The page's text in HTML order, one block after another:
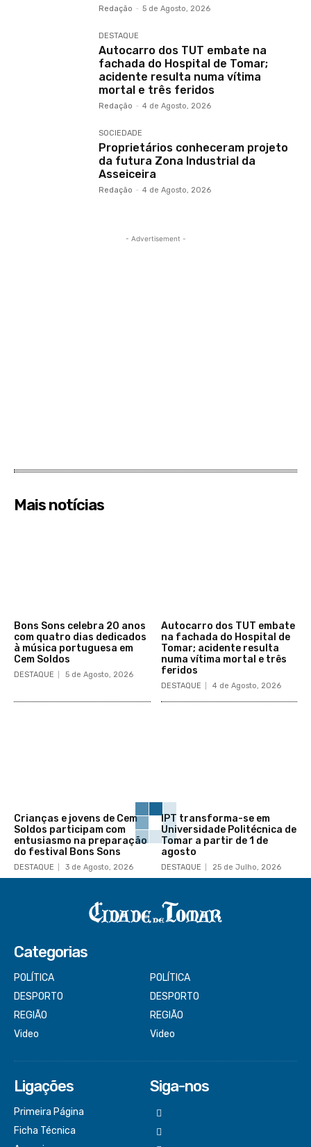
Redação - 5 de Agosto, 2026
DESTAQUE
Autocarro dos TUT embate na
fachada do Hospital de Tomar;
acidente resulta numa vítima
mortal e três feridos
Redação - 4 de Agosto, 2026
SOCIEDADE
Proprietários conheceram projeto
da futura Zona Industrial da
Asseiceira
Redação - 4 de Agosto, 2026
- Advertisement -
Mais notícias
Bons Sons celebra 20 anos
com quatro dias dedicados
à música portuguesa em
Cem Soldos
DESTAQUE 5 de Agosto, 2026
Autocarro dos TUT embate
na fachada do Hospital de
Tomar; acidente resulta
numa vítima mortal e três
feridos
DESTAQUE 4 de Agosto, 2026
Crianças e jovens de Cem
Soldos participam com
entusiasmo na preparação
do festival Bons Sons
DESTAQUE 3 de Agosto, 2026
IPT transforma-se em
Universidade Politécnica de
Tomar a partir de 1 de
agosto
DESTAQUE 25 de Julho, 2026
Categorias
POLÍTICA
DESPORTO
REGIÃO
Video
POLÍTICA
DESPORTO
REGIÃO
Video
Ligações
Primeira Página
Ficha Técnica
Siga-nos